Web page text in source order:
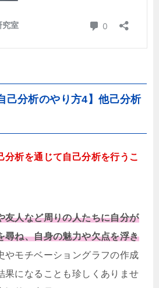
己分析のやり方4】他己分析
分析を通じて自己分析を行うこ
友人など周りの人たちに自分が
尋ね、自身の魅力や欠点を浮き
やモチベーショングラフの作成
果になることも珍しくありませ